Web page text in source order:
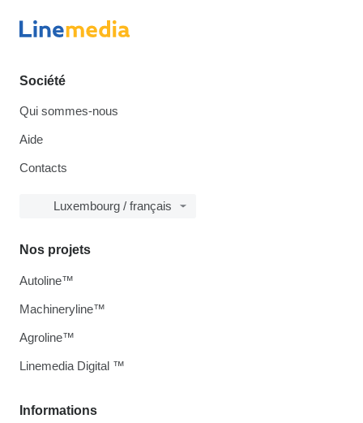
Société
Qui sommes-nous
Aide
Contacts
Luxembourg / français
Informations
Nos projets
Autoline™
Machineryline™
Agroline™
Linemedia Digital ™